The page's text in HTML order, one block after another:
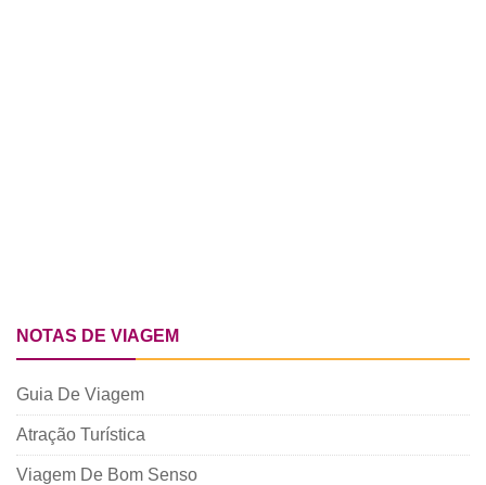
NOTAS DE VIAGEM
Guia De Viagem
Atração Turística
Viagem De Bom Senso